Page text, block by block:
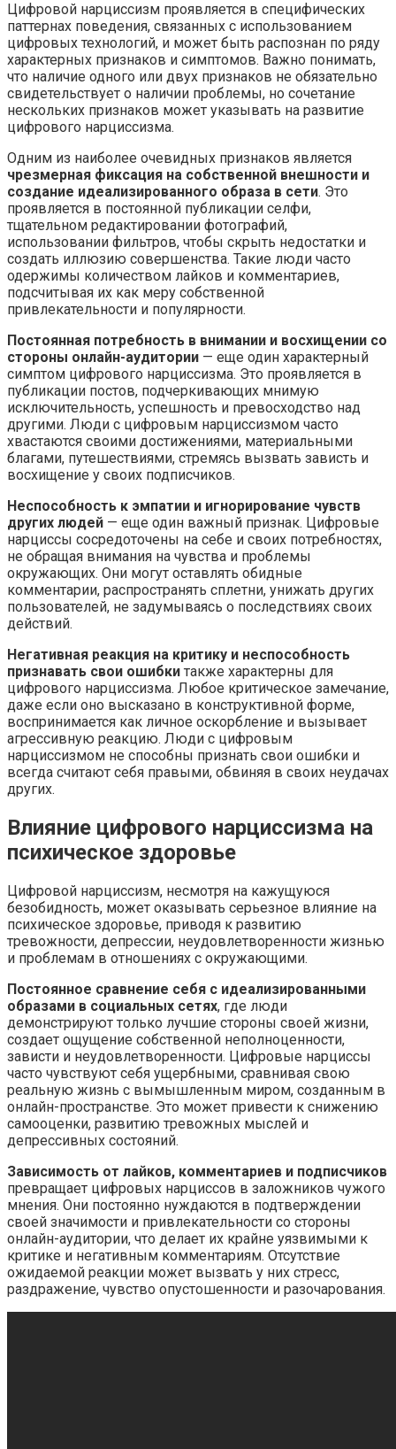
Цифровой нарциссизм проявляется в специфических
паттернах поведения, связанных с использованием
цифровых технологий, и может быть распознан по ряду
характерных признаков и симптомов.​ Важно понимать,
что наличие одного или двух признаков не обязательно
свидетельствует о наличии проблемы, но сочетание
нескольких признаков может указывать на развитие
цифрового нарциссизма.
Одним из наиболее очевидных признаков является
чрезмерная фиксация на собственной внешности и
создание идеализированного образа в сети. Это
проявляется в постоянной публикации селфи,
тщательном редактировании фотографий,
использовании фильтров, чтобы скрыть недостатки и
создать иллюзию совершенства.​ Такие люди часто
одержимы количеством лайков и комментариев,
подсчитывая их как меру собственной
привлекательности и популярности.​
Постоянная потребность в внимании и восхищении со
стороны онлайн-аудитории — еще один характерный
симптом цифрового нарциссизма. Это проявляется в
публикации постов, подчеркивающих мнимую
исключительность, успешность и превосходство над
другими.​ Люди с цифровым нарциссизмом часто
хвастаются своими достижениями, материальными
благами, путешествиями, стремясь вызвать зависть и
восхищение у своих подписчиков.​
Неспособность к эмпатии и игнорирование чувств
других людей — еще один важный признак.​ Цифровые
нарциссы сосредоточены на себе и своих потребностях,
не обращая внимания на чувства и проблемы
окружающих.​ Они могут оставлять обидные
комментарии, распространять сплетни, унижать других
пользователей, не задумываясь о последствиях своих
действий.​
Негативная реакция на критику и неспособность
признавать свои ошибки также характерны для
цифрового нарциссизма.​ Любое критическое замечание,
даже если оно высказано в конструктивной форме,
воспринимается как личное оскорбление и вызывает
агрессивную реакцию.​ Люди с цифровым
нарциссизмом не способны признать свои ошибки и
всегда считают себя правыми, обвиняя в своих неудачах
других.​
Влияние цифрового нарциссизма на
психическое здоровье
Цифровой нарциссизм, несмотря на кажущуюся
безобидность, может оказывать серьезное влияние на
психическое здоровье, приводя к развитию
тревожности, депрессии, неудовлетворенности жизнью
и проблемам в отношениях с окружающими.​
Постоянное сравнение себя с идеализированными
образами в социальных сетях, где люди
демонстрируют только лучшие стороны своей жизни,
создает ощущение собственной неполноценности,
зависти и неудовлетворенности.​ Цифровые нарциссы
часто чувствуют себя ущербными, сравнивая свою
реальную жизнь с вымышленным миром, созданным в
онлайн-пространстве. Это может привести к снижению
самооценки, развитию тревожных мыслей и
депрессивных состояний.​
Зависимость от лайков, комментариев и подписчиков
превращает цифровых нарциссов в заложников чужого
мнения.​ Они постоянно нуждаются в подтверждении
своей значимости и привлекательности со стороны
онлайн-аудитории, что делает их крайне уязвимыми к
критике и негативным комментариям.​ Отсутствие
ожидаемой реакции может вызвать у них стресс,
раздражение, чувство опустошенности и разочарования.​